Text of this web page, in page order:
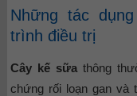
Những tác
trình điều trị
Cây kế sữa thông
chứng rối loạn gan và